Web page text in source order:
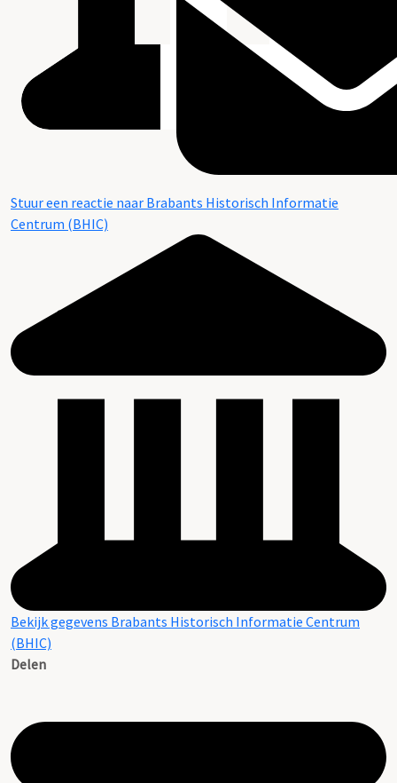
Stuur een reactie naar Brabants Historisch Informatie
Centrum (BHIC)
Bekijk gegevens Brabants Historisch Informatie Centrum
(BHIC)
Delen